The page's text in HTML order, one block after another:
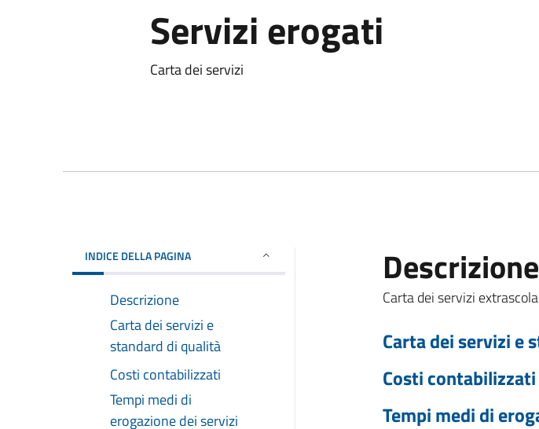
Servizi erogati
Carta dei servizi
INDICE DELLA PAGINA
Descrizione
Carta dei servizi e
standard di qualità
Costi contabilizzati
Tempi medi di
erogazione dei servizi
Descrizione
Carta dei servizi
Carta dei servizi e
Costi contabilizzati
Tempi medi di